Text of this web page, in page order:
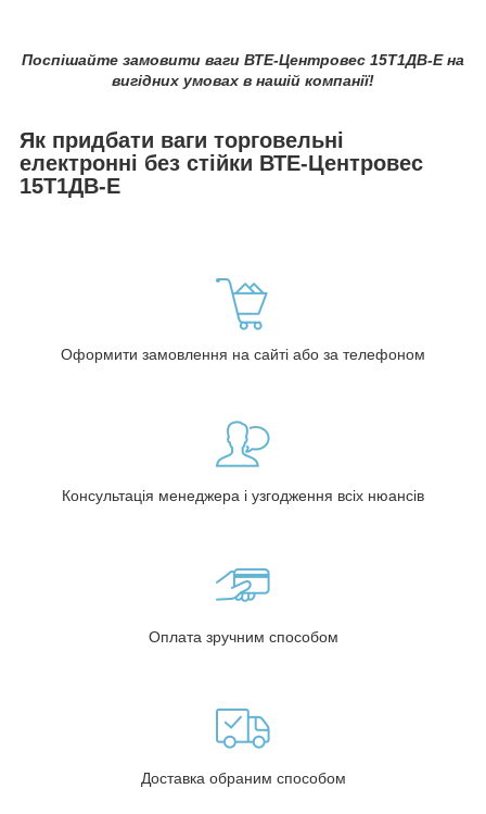
Поспішайте замовити ваги ВТЕ-Центровес 15Т1ДВ-Е на
вигідних умовах в нашій компанії!
Як придбати ваги торговельні
електронні без стійки ВТЕ-Центровес
15Т1ДВ-Е
Оформити замовлення на сайті або за телефоном
Консультація менеджера і узгодження всіх нюансів
Оплата зручним способом
Доставка обраним способом